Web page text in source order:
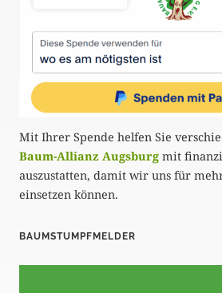
Mit Ihrer Spende helfen Sie
Baum-Allianz Augsburg mit
auszustatten, damit wir uns für
einsetzen können.
BAUMSTUMPFMELDER